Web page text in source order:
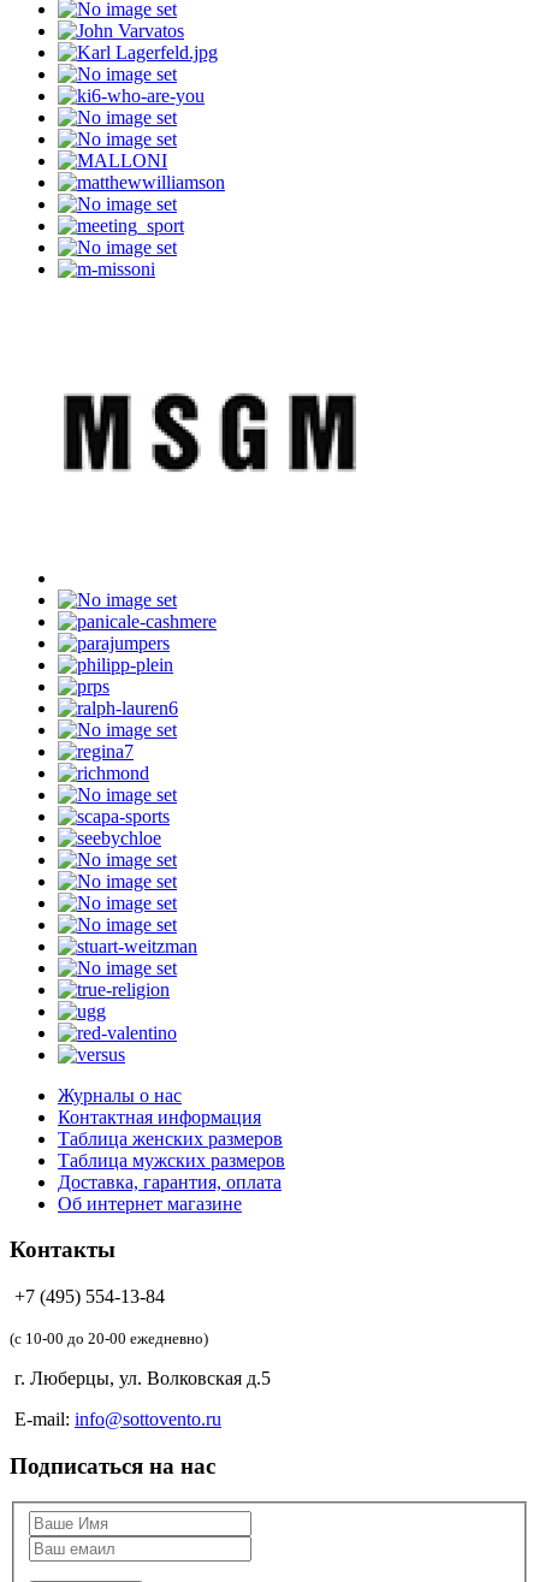
Журналы о нас
Контактная информация
Таблица женских размеров
Таблица мужских размеров
Доставка, гарантия, оплата
Об интернет магазине
Контакты
+7 (495) 554-13-84
(c 10-00 до 20-00 ежедневно)
г. Люберцы, ул. Волковская д.5
E-mail: info@sottovento.ru
Подписаться на нас